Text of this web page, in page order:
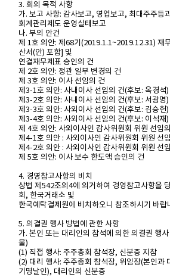
3. 회의 목적 사항
가. 보고 사항: 감사보고, 영업보고, 최대주주등
회계관리제도 운영실태보고
나. 부의 안건
제 1호 의안: 제68기(2019.1.1~2019.12.31) 재
산서(안) 포함] 및
연결재무제표 승인의 건
제 2호 의안: 정관 일부 변경의 건
제 3호 의안: 이사 선임의 건
제3-1호 의안: 사내이사 선임의 건(후보: 옥경석)
제3-2호 의안: 사내이사 선임의 건(후보: 서광명)
제3-3호 의안: 사외이사 선임의 건(후보: 김승헌)
제3-4호 의안: 사외이사 선임의 건(후보: 이석재)
제 4호 의안: 사외이사인 감사위원회 위원 선임
제4-1호 의안 : 사외이사인 감사위원회 위원 선
제4-2호 의안 : 사외이사인 감사위원회 위원 선
제 5호 의안: 이사 보수 한도액 승인의 건
4. 경영참고사항의 비치
상법 제542조의4에 의거하여 경영참고사항을
회, 한국거래소 및
한국예탁결제원에 비치하오니 참조하시기 바랍
5. 의결권 행사 방법에 관한 사항
가. 본인 또는 대리인의 참석에 의한 의결권 행사
물)
(1) 직접 행사: 주주총회 참석장, 신분증 지참
(2) 대리 행사: 주주총회 참석장, 위임장(본인과
기명날인), 대리인의 신분증